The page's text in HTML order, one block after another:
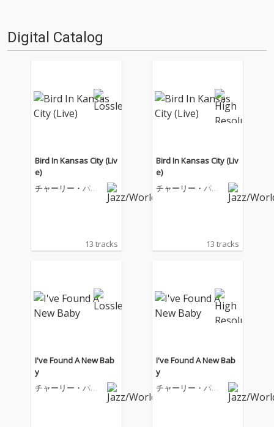
Digital Catalog
Bird In Kansas City (Liv
e)
チャーリー・パー
13 tracks
Bird In Kansas City (Liv
e)
チャーリー・パー
13 tracks
I've Found A New Bab
y
チャーリー・パー
I've Found A New Bab
y
チャーリー・パー